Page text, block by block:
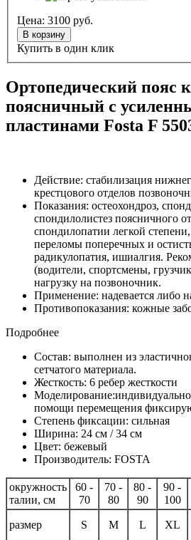
Цена: 3100 руб.
В корзину
Купить в один клик
Ортопедический пояс
поясничный с
пластинами Fosta F
Действие: стабилизация
крестцового отделов
Показания: остеохондроз,
спондилолистез поясничного
спондилопатии легкой
переломы поперечных и
радикулопатия, ишиалгия.
(водители, спортсмены,
нагрузку на позвоночник.
Применение: надевается либо
Противопоказания: кожные
Подробнее
Состав: выполнен из
сетчатого материала.
Жесткость: 6 ребер жесткости
помощи перемещения
Степень фиксации: сильная
Ширина: 24 см / 34 см
Цвет: бежевый
Производитель: FOSTA
окружность
талии, см
60 -
70
70 -
80
80 -
90
90 -
100
размер S M L XL